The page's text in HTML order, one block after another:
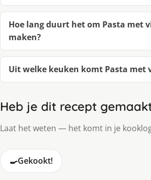
Hoe lang duurt het om Pasta met
maken?
Uit welke keuken komt Pasta met
Heb je dit recept
Laat het weten — het komt in je
🍳Gekookt!